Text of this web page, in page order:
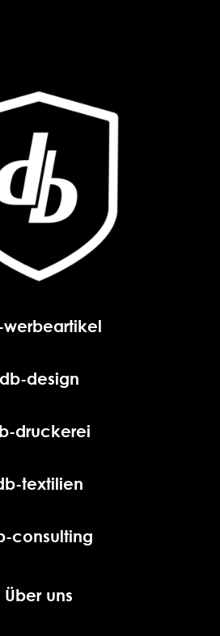
db-design
druckerei
textilien
consulting
Über uns